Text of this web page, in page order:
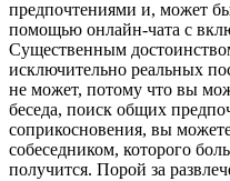
предпочтениями и, может
помощью онлайн-чата с
Существенным
исключительно реальных
не может, потому что вы
беседа, поиск общих
соприкосновения, вы
собеседником, которого
получится. Порой за